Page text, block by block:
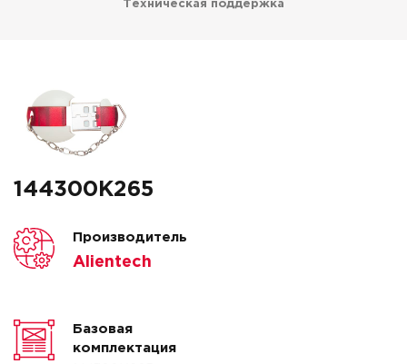
Техническая поддержка
144300K265
Производитель
Alientech
Базовая
комплектация